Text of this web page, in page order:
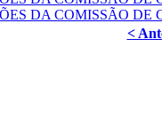
<